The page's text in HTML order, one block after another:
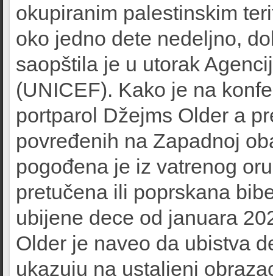
okupiranim palestinskim
oko jedno dete nedeljno,
saopštila je u utorak
(UNICEF). Kako je na
portparol Džejms Older a
povređenih na Zapadnoj
pogođena je iz vatrenog
pretučena ili poprskana
ubijene dece od januara
Older je naveo da ubistva
ukazuju na ustaljeni